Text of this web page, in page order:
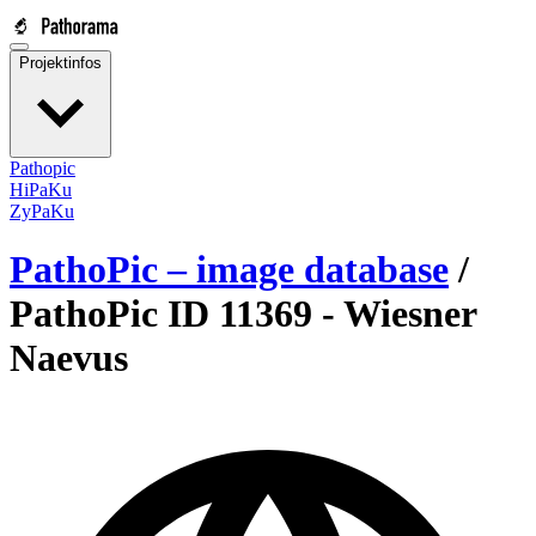
Projektinfos
Pathopic
HiPaKu
ZyPaKu
PathoPic – image database /
PathoPic ID 11369 - Wiesner
Naevus